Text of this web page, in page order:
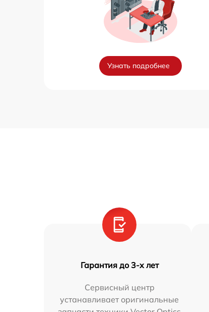
Узнать подробнее
Гарантия до 3-х лет
Сервисный центр
устанавливает оригинальные